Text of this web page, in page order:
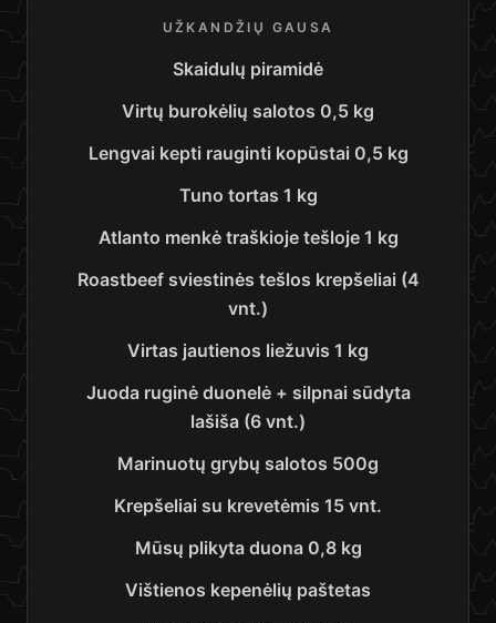
UŽKANDŽIŲ GAUSA
Skaidulų piramidė
Virtų burokėlių salotos 0,5 kg
Lengvai kepti rauginti kopūstai 0,5 kg
Tuno tortas 1 kg
Atlanto menkė traškioje tešloje 1 kg
Roastbeef sviestinės tešlos krepšeliai (4
vnt.)
Virtas jautienos liežuvis 1 kg
Juoda ruginė duonelė + silpnai sūdyta
lašiša (6 vnt.)
Marinuotų grybų salotos 500g
Krepšeliai su krevetėmis 15 vnt.
Mūsų plikyta duona 0,8 kg
Vištienos kepenėlių paštetas